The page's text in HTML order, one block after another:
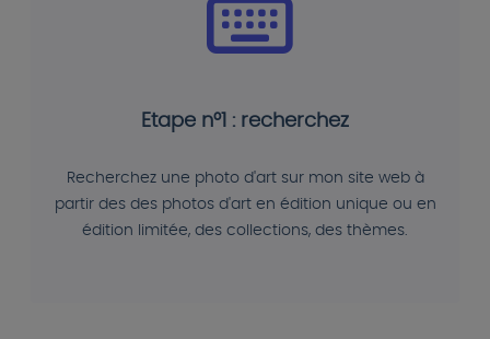
Etape n°1 : recherchez
Recherchez une photo d'art sur mon site web à
partir des des photos d'art en édition unique ou en
édition limitée, des collections, des thèmes.